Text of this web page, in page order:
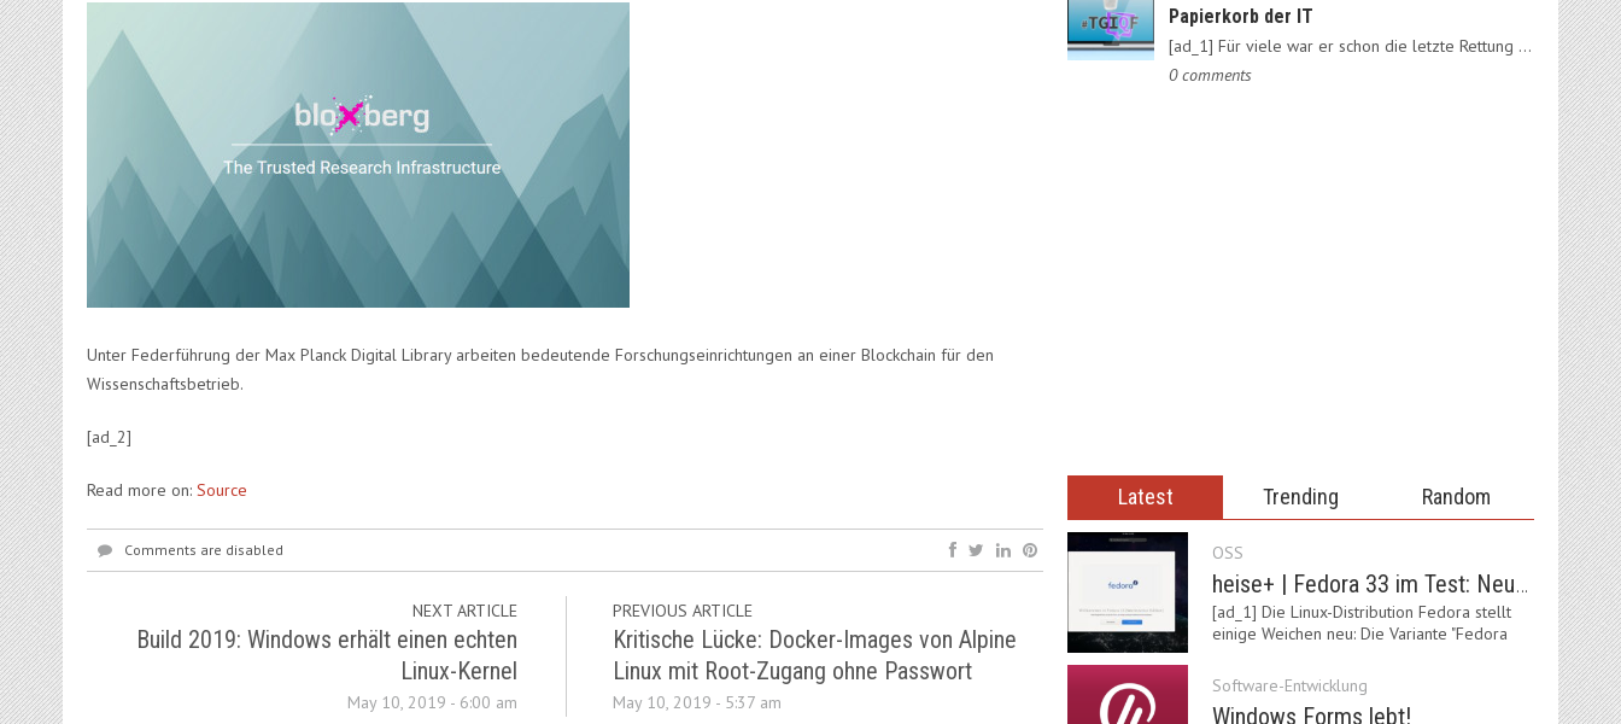
Unter Federführung der Max Planck Digital Library arbeiten bedeutende Forschungseinrichtungen an einer Blockchain für den
Wissenschaftsbetrieb.
[ad_2]
Read more on: Source
Comments are disabled
NEXT ARTICLE
Build 2019: Windows erhält einen echten
Linux-Kernel
May 10, 2019 - 6:00 am
PREVIOUS ARTICLE
Kritische Lücke: Docker-Images von Alpine
Linux mit Root-Zugang ohne Passwort
May 10, 2019 - 5:37 am
Papierkorb der IT
[ad_1] Für viele war er schon die letzte Rettung vorm Daten-Nirvana:…
0 comments
Latest Trending Random
OSS
heise+ | Fedora 33 im Test: Neue Vorgaben mit Btrfs, Systemd-Resolved und zRAM
[ad_1] Die Linux-Distribution Fedora stellt
einige Weichen neu: Die Variante "Fedora
Software-Entwicklung
Windows Forms lebt!